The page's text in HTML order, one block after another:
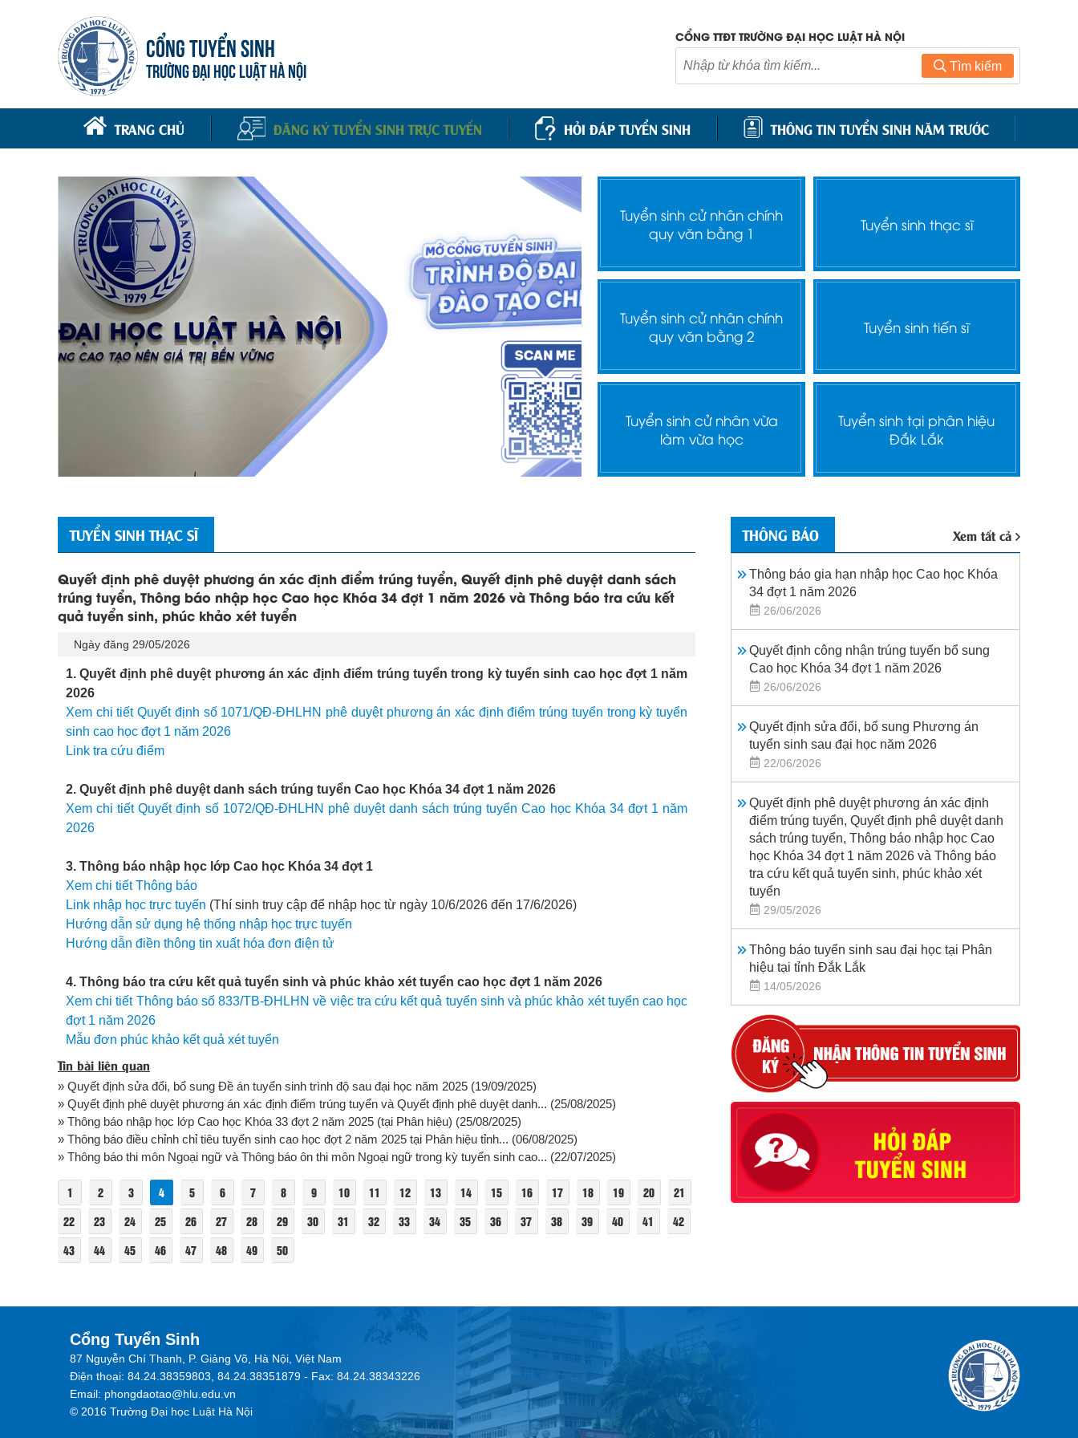
CỔNG TUYỂN SINH
TRƯỜNG ĐẠI HỌC LUẬT HÀ NỘI
CỔNG TTĐT TRƯỜNG ĐẠI HỌC LUẬT HÀ NỘI
Tìm kiếm
TRANG CHỦ ĐĂNG KÝ TUYỂN SINH TRỰC TUYẾN HỎI ĐÁP TUYỂN SINH THÔNG TIN TUYỂN SINH NĂM TRƯỚC
Tuyển sinh cử nhân chính
quy văn bằng 1
Tuyển sinh thạc sĩ
Tuyển sinh cử nhân chính
quy văn bằng 2
Tuyển sinh tiến sĩ
Tuyển sinh cử nhân vừa
làm vừa học
Tuyển sinh tại phân hiệu
Đắk Lắk
TUYỂN SINH THẠC SĨ
Quyết định phê duyệt phương án xác định điểm trúng tuyển, Quyết định phê duyệt danh sách
trúng tuyển, Thông báo nhập học Cao học Khóa 34 đợt 1 năm 2026 và Thông báo tra cứu kết
quả tuyển sinh, phúc khảo xét tuyển
Ngày đăng 29/05/2026
1. Quyết định phê duyệt phương án xác định điểm trúng tuyển trong kỳ tuyển sinh cao học đợt 1 năm
2026
Xem chi tiết Quyết định số 1071/QĐ-ĐHLHN phê duyệt phương án xác định điểm trúng tuyển trong kỳ tuyển
sinh cao học đợt 1 năm 2026
Link tra cứu điểm
2. Quyết định phê duyệt danh sách trúng tuyển Cao học Khóa 34 đợt 1 năm 2026
Xem chi tiết Quyết định số 1072/QĐ-ĐHLHN phê duyệt danh sách trúng tuyển Cao học Khóa 34 đợt 1 năm
2026
3. Thông báo nhập học lớp Cao học Khóa 34 đợt 1
Xem chi tiết Thông báo
Link nhập học trực tuyến (Thí sinh truy cập để nhập học từ ngày 10/6/2026 đến 17/6/2026)
Hướng dẫn sử dụng hệ thống nhập học trực tuyến
Hướng dẫn điền thông tin xuất hóa đơn điện tử
4. Thông báo tra cứu kết quả tuyển sinh và phúc khảo xét tuyển cao học đợt 1 năm 2026
Xem chi tiết Thông báo số 833/TB-ĐHLHN về việc tra cứu kết quả tuyển sinh và phúc khảo xét tuyển cao học
đợt 1 năm 2026
Mẫu đơn phúc khảo kết quả xét tuyển
Tin bài liên quan
» Quyết định sửa đổi, bổ sung Đề án tuyển sinh trình độ sau đại học năm 2025 (19/09/2025)
» Quyết định phê duyệt phương án xác định điểm trúng tuyển và Quyết định phê duyệt danh... (25/08/2025)
» Thông báo nhập học lớp Cao học Khóa 33 đợt 2 năm 2025 (tại Phân hiệu) (25/08/2025)
» Thông báo điều chỉnh chỉ tiêu tuyển sinh cao học đợt 2 năm 2025 tại Phân hiệu tỉnh... (06/08/2025)
» Thông báo thi môn Ngoại ngữ và Thông báo ôn thi môn Ngoại ngữ trong kỳ tuyển sinh cao... (22/07/2025)
1 2 3 4 5 6 7 8 9 10 11 12 13 14 15 16 17 18 19 20
21
22
23 24 25 26 27 28 29 30 31 32 33 34 35 36 37 38 39 40 41
42
43
44 45 46 47 48 49 50
THÔNG BÁO Xem tất cả
Thông báo gia hạn nhập học Cao học Khóa
34 đợt 1 năm 2026
26/06/2026
Quyết định công nhận trúng tuyển bổ sung
Cao học Khóa 34 đợt 1 năm 2026
26/06/2026
Quyết định sửa đổi, bổ sung Phương án
tuyển sinh sau đại học năm 2026
22/06/2026
Quyết định phê duyệt phương án xác định
điểm trúng tuyển, Quyết định phê duyệt danh
sách trúng tuyển, Thông báo nhập học Cao
học Khóa 34 đợt 1 năm 2026 và Thông báo
tra cứu kết quả tuyển sinh, phúc khảo xét
tuyển
29/05/2026
Thông báo tuyển sinh sau đại học tại Phân
hiệu tại tỉnh Đắk Lắk
14/05/2026
Cổng Tuyển Sinh
87 Nguyễn Chí Thanh, P. Giảng Võ, Hà Nội, Việt Nam
Điện thoại: 84.24.38359803, 84.24.38351879 - Fax: 84.24.38343226
Email: phongdaotao@hlu.edu.vn
© 2016 Trường Đại học Luật Hà Nội